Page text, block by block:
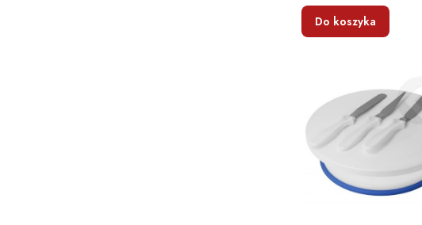
Do koszyka